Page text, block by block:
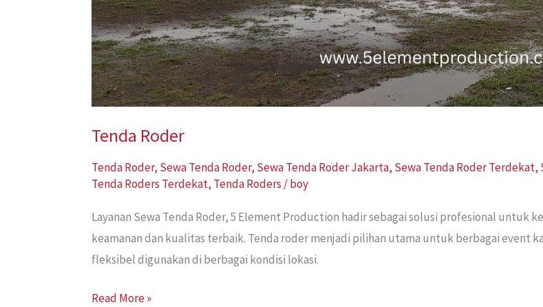
Tenda Roder
Tenda Roder, Sewa Tenda Roder, Sewa Tenda Roder Jakarta, Sewa Tenda Roder Terdekat,
Tenda Roders Terdekat, Tenda Roders/boy
Layanan Sewa Tenda Roder, 5 Element Production hadir sebagai solusi profesional untuk
keamanan dan kualitas terbaik. Tenda roder menjadi pilihan utama untuk berbagai event
fleksibel digunakan di berbagai kondisi lokasi.
Read More »